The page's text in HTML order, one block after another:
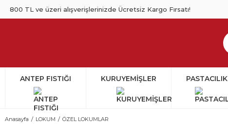
800 TL ve üzeri alışverişlerinizde Ücretsiz Kargo Fırsatı!
ANTEP FISTIĞI KURUYEMİŞLER PASTACILIK
Anasayfa LOKUM ÖZEL LOKUMLAR